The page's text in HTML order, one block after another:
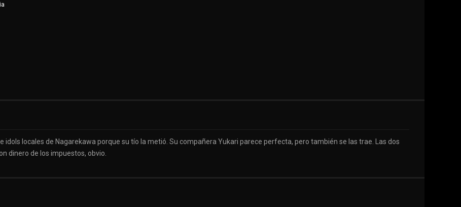
idols locales de Nagarekawa porque su tío la metió. Su compañera Yukari parece perfecta, pero también se las trae. Las dos
dinero de los impuestos, obvio.